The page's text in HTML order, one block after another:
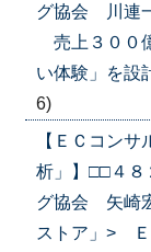
グ協会 川連
売上３００
い体験」を設
6)
【ＥＣコン
析」】□□４
グ協会 矢崎
ストア」> Ｅ